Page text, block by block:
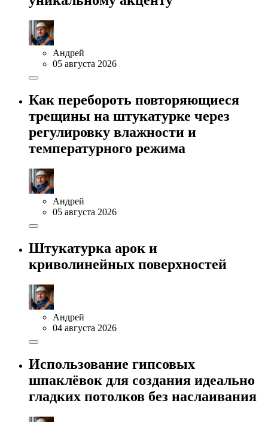
Андрей
05 августа 2026
Как перебороть повторяющиеся
трещины на штукатурке через
регулировку влажности и
температурного режима
Андрей
05 августа 2026
Штукатурка арок и
криволинейных поверхностей
Андрей
04 августа 2026
Использование гипсовых
шпаклёвок для создания идеально
гладких потолков без наслаивания